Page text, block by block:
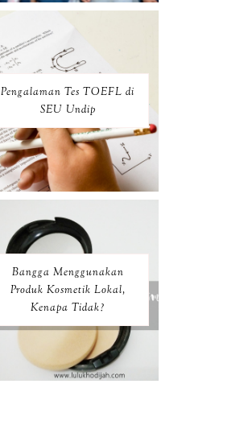
Pengalaman Tes TOEFL di
SEU Undip
Bangga Menggunakan
Produk Kosmetik Lokal,
Kenapa Tidak?